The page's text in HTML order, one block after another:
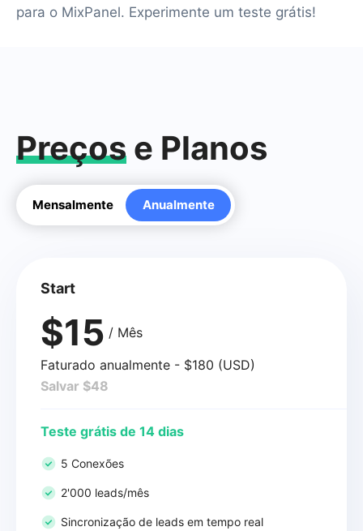
para o MixPanel. Experimente um teste grátis!
Preços e Planos
Mensalmente Anualmente
Start
$15 / Mês
Faturado anualmente - $180 (USD)
Salvar $48
Teste grátis de 14 dias
5 Conexões
2'000 leads/mês
Sincronização de leads em tempo real